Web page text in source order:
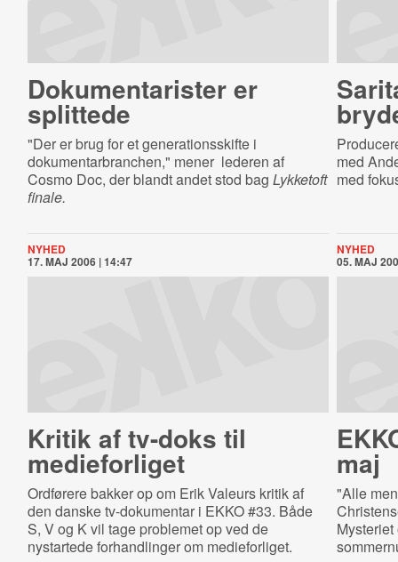
Do­ku­men­ta­ri­ster er
splittede
"Der er brug for et generationsskifte i
dokumentarbranchen," mener lederen af
Cosmo Doc, der blandt andet stod bag Lykketoft
finale.
med
med
NYHED
17. MAJ 2006 | 14:47
Kritik af tv-doks til
medieforliget
Ordførere bakker op om Erik Valeurs kritik af
den danske tv-dokumentar i EKKO #33. Både
S, V og K vil tage problemet op ved de
nystartede forhandlinger om medieforliget.
NYHED
05. MAJ
maj
"Alle